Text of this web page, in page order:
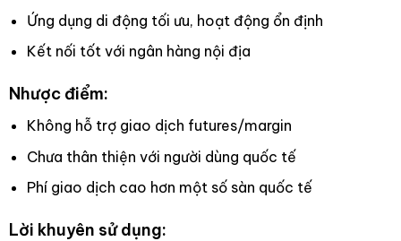
Ứng dụng di động tối ưu, hoạt động ổn định
Kết nối tốt với ngân hàng nội địa
Nhược điểm:
Không hỗ trợ giao dịch futures/margin
Chưa thân thiện với người dùng quốc tế
Phí giao dịch cao hơn một số sàn quốc tế
Lời khuyên sử dụng: